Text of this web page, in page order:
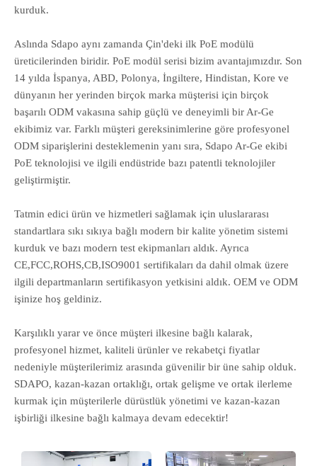
kurduk.
Aslında Sdapo aynı zamanda Çin'deki ilk PoE modülü
üreticilerinden biridir. PoE modül serisi bizim avantajımızdır. Son
14 yılda İspanya, ABD, Polonya, İngiltere, Hindistan, Kore ve
dünyanın her yerinden birçok marka müşterisi için birçok
başarılı ODM vakasına sahip güçlü ve deneyimli bir Ar-Ge
ekibimiz var. Farklı müşteri gereksinimlerine göre profesyonel
ODM siparişlerini desteklemenin yanı sıra, Sdapo Ar-Ge ekibi
PoE teknolojisi ve ilgili endüstride bazı patentli teknolojiler
geliştirmiştir.
Tatmin edici ürün ve hizmetleri sağlamak için uluslararası
standartlara sıkı sıkıya bağlı modern bir kalite yönetim sistemi
kurduk ve bazı modern test ekipmanları aldık. Ayrıca
CE,FCC,ROHS,CB,ISO9001 sertifikaları da dahil olmak üzere
ilgili departmanların sertifikasyon yetkisini aldık. OEM ve ODM
işinize hoş geldiniz.
Karşılıklı yarar ve önce müşteri ilkesine bağlı kalarak,
profesyonel hizmet, kaliteli ürünler ve rekabetçi fiyatlar
nedeniyle müşterilerimiz arasında güvenilir bir üne sahip olduk.
SDAPO, kazan-kazan ortaklığı, ortak gelişme ve ortak ilerleme
kurmak için müşterilerle dürüstlük yönetimi ve kazan-kazan
işbirliği ilkesine bağlı kalmaya devam edecektir!